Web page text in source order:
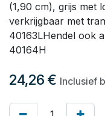
(1,90 cm), grijs met
verkrijgbaar met
40163LHendel ook
40164H
24,26 € Inclusief